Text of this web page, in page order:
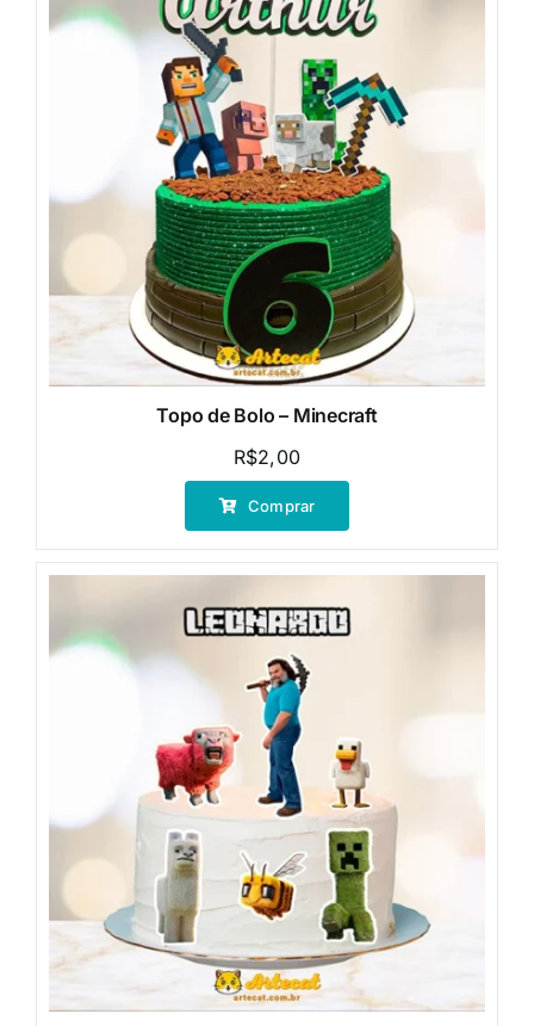
Topo de Bolo – Minecraft
R$2,00
Comprar